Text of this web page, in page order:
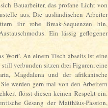
Bauarbeiter, das profane Licht von
aus. Die ausländischen Arbeiter
ihr rohe Break-Sequenzen hin,
Ein lässig geflogener
Wort'. An einem Tisch abseits ist eine
verbunden sitzen drei Figuren, eine
Magdalena und der afrikanische
werden gern mal von den Arbeitern
flösst diesen keinen Respekt ein.
Gesang der Matthäus-Passion,